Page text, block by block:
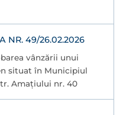
NR. 49/26.02.2026
vânzării unui
situat în Municipiul
Amațiului nr. 40